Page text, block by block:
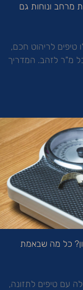
מרחב ונוחות גם
טיפים לריהוט חכם,
מ"ר לזהב. המדריך
כל מה שבאמת
עם טיפים לתזונה,